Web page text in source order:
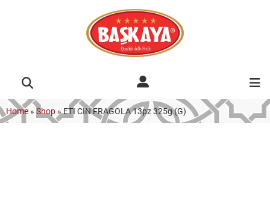
Home » Shop »ETI CIN FRAGOLA 13pz 325g (G)